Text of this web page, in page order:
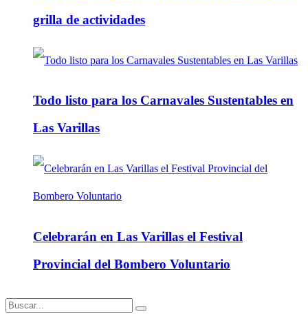
grilla de actividades
Todo listo para los Carnavales Sustentables en
Las Varillas
Celebrarán en Las Varillas el Festival
Provincial del Bombero Voluntario